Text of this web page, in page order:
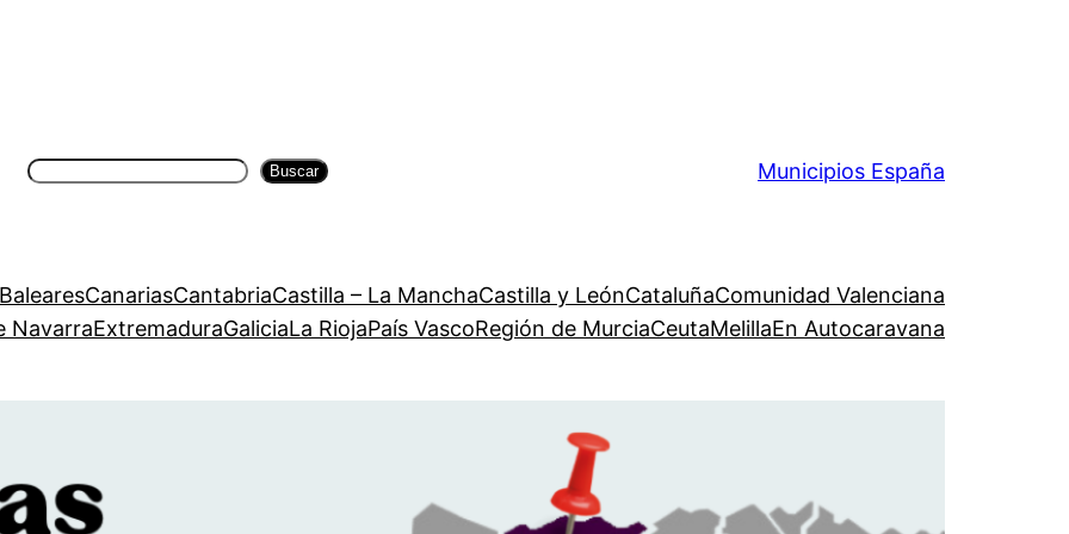
Buscar Buscar Municipios España
CanariasCantabriaCastilla – La ManchaCastilla y LeónCataluñaComunidad Valenciana
NavarraExtremaduraGaliciaLa RiojaPaís VascoRegión de MurciaCeutaMelillaEn Autocaravana